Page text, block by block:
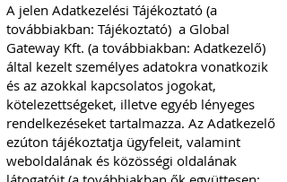
A jelen Adatkezelési Tájékoztató (a
továbbiakban: Tájékoztató) a Global
Gateway Kft. (a továbbiakban: Adatkezelő)
által kezelt személyes adatokra vonatkozik
és az azokkal kapcsolatos jogokat,
kötelezettségeket, illetve egyéb lényeges
rendelkezéseket tartalmazza. Az Adatkezelő
ezúton tájékoztatja ügyfeleit, valamint
weboldalának és közösségi oldalának